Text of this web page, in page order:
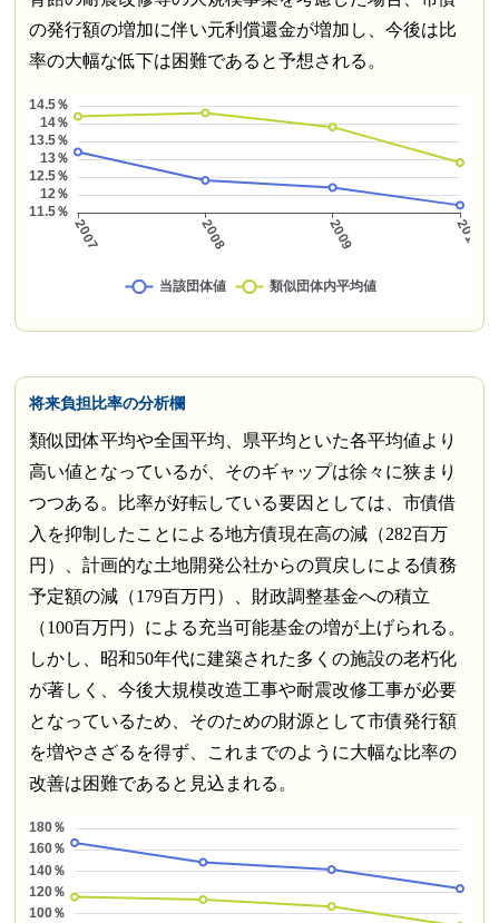
の発行額の増加に伴い元利償還金が増加し、今後は比
率の大幅な低下は困難であると予想される。
将来負担比率の分析欄
類似団体平均や全国平均、県平均といた各平均値より
高い値となっているが、そのギャップは徐々に狭まり
つつある。比率が好転している要因としては、市債借
入を抑制したことによる地方債現在高の減（282百万
円）、計画的な土地開発公社からの買戻しによる債務
予定額の減（179百万円）、財政調整基金への積立
（100百万円）による充当可能基金の増が上げられる。
しかし、昭和50年代に建築された多くの施設の老朽化
が著しく、今後大規模改造工事や耐震改修工事が必要
となっているため、そのための財源として市債発行額
を増やさざるを得ず、これまでのように大幅な比率の
改善は困難であると見込まれる。